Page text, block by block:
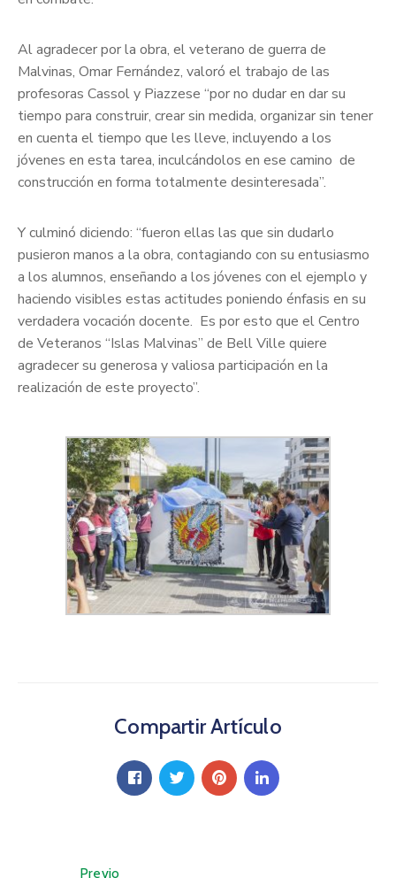
Al agradecer por la obra, el veterano de guerra de
Malvinas, Omar Fernández, valoró el trabajo de las
profesoras Cassol y Piazzese “por no dudar en dar su
tiempo para construir, crear sin medida, organizar sin tener
en cuenta el tiempo que les lleve, incluyendo a los
jóvenes en esta tarea, inculcándolos en ese camino de
construcción en forma totalmente desinteresada”.
Y culminó diciendo: “fueron ellas las que sin dudarlo
pusieron manos a la obra, contagiando con su entusiasmo
a los alumnos, enseñando a los jóvenes con el ejemplo y
haciendo visibles estas actitudes poniendo énfasis en su
verdadera vocación docente. Es por esto que el Centro
de Veteranos “Islas Malvinas” de Bell Ville quiere
agradecer su generosa y valiosa participación en la
realización de este proyecto”.
Compartir Artículo
Previo